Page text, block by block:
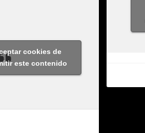
cookies de
este contenido